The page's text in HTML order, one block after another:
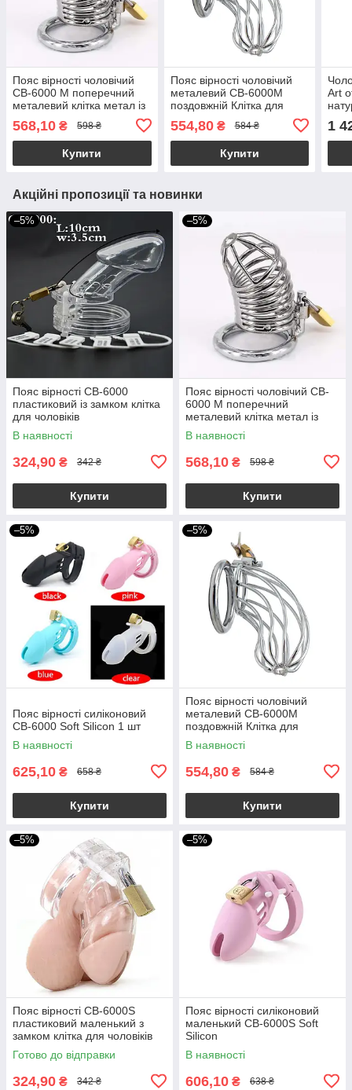
Пояс вірності чоловічий
CB-6000 M поперечний
металевий клітка метал із
568,10 ₴ 598 ₴
Купити
Пояс вірності чоловічий
металевий CB-6000M
поздовжній Клітка для
554,80₴ 584 ₴
Купити
Art
1
Акційні пропозиції та новинки
–5%
Пояс вірності CB-6000
пластиковий із замком клітка
для чоловіків
В наявності
324,90 ₴ 342 ₴
Купити
–5%
Пояс вірності чоловічий CB-
6000 M поперечний
металевий клітка метал із
замком для чоловіків
В наявності
568,10 ₴ 598 ₴
Купити
–5%
Пояс вірності силіконовий
CB-6000 Soft Silicon 1 шт
В наявності
625,10 ₴ 658 ₴
Купити
–5%
Пояс вірності чоловічий
металевий CB-6000M
поздовжній Клітка для
чоловіків із замком
В наявності
554,80 ₴ 584 ₴
Купити
–5%
Пояс вірності CB-6000S
пластиковий маленький з
замком клітка для чоловіків
Готово до відправки
324,90 ₴ 342 ₴
–5%
Пояс вірності силіконовий
маленький CB-6000S Soft
Silicon
В наявності
606,10 ₴ 638 ₴